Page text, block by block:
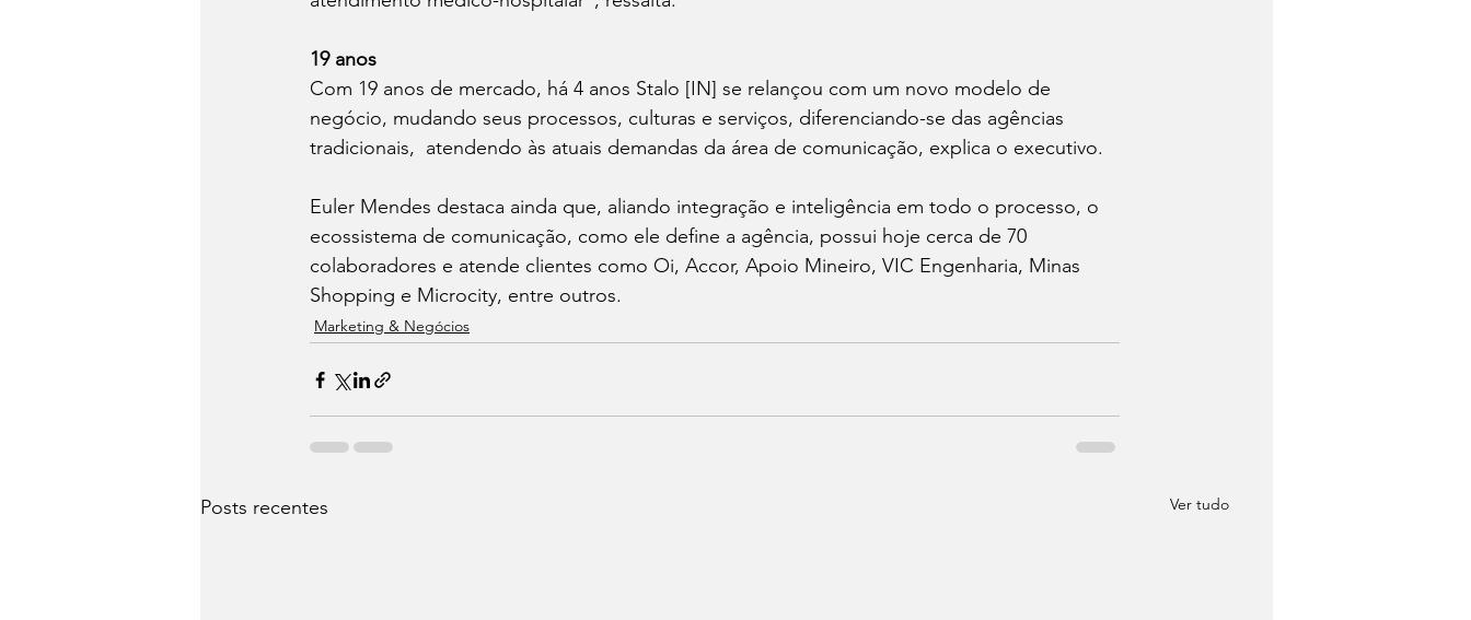
19 anos
Com 19 anos de mercado, há 4 anos Stalo [IN] se relançou com um novo modelo de
negócio, mudando seus processos, culturas e serviços, diferenciando-se das agências
tradicionais,  atendendo às atuais demandas da área de comunicação, explica o executivo.
Euler Mendes destaca ainda que, aliando integração e inteligência em todo o processo, o
ecossistema de comunicação, como ele define a agência, possui hoje cerca de 70
colaboradores e atende clientes como Oi, Accor, Apoio Mineiro, VIC Engenharia, Minas
Shopping e Microcity, entre outros.
Marketing & Negócios
Posts recentes Ver tudo